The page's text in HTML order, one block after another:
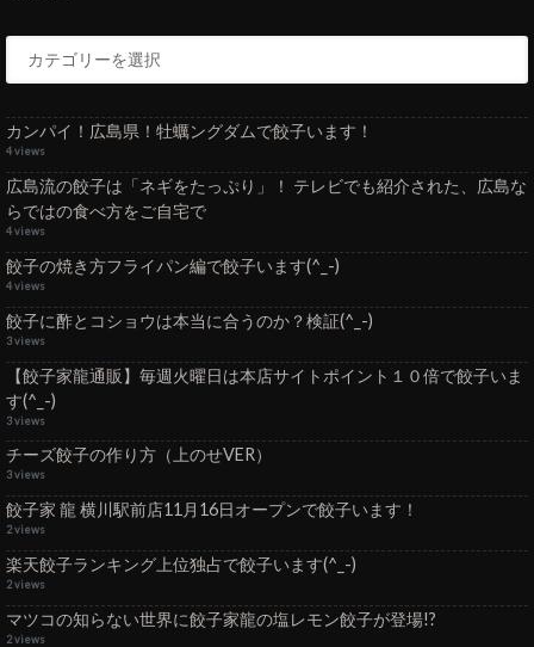
カンパイ！広島県！牡蠣ングダムで餃子います！
4 views
広島流の餃子は「ネギをたっぷり」！ テレビでも紹介された、広島な
らではの食べ方をご自宅で
4 views
餃子の焼き方フライパン編で餃子います(^_-)
4 views
餃子に酢とコショウは本当に合うのか？検証(^_-)
3 views
【餃子家龍通販】毎週火曜日は本店サイトポイント１０倍で餃子いま
す(^_-)
3 views
チーズ餃子の作り方（上のせVER）
3 views
餃子家 龍 横川駅前店11月16日オープンで餃子います！
2 views
楽天餃子ランキング上位独占で餃子います(^_-)
2 views
マツコの知らない世界に餃子家龍の塩レモン餃子が登場!?
2 views